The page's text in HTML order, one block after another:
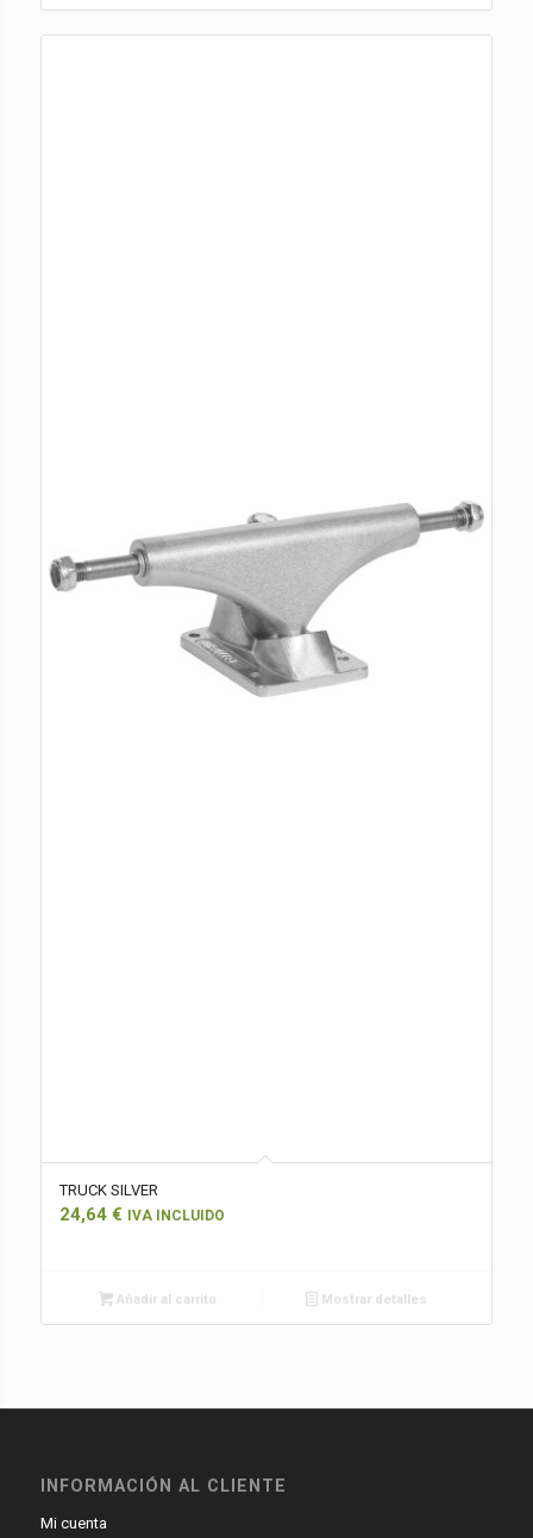
TRUCK SILVER
24,64 € IVA INCLUIDO
Añadir al carrito Mostrar detalles
INFORMACIÓN AL CLIENTE
Mi cuenta